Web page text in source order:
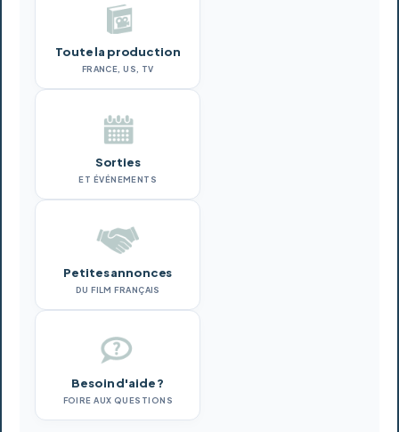
Toute la production
FRANCE, US, TV
Sorties
ET ÉVÉNEMENTS
Petites annonces
DU FILM FRANÇAIS
Besoin d'aide ?
FOIRE AUX QUESTIONS